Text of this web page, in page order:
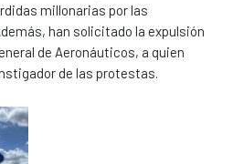
millonarias por las
han solicitado la expulsión
de Aeronáuticos, a quien
de las protestas.